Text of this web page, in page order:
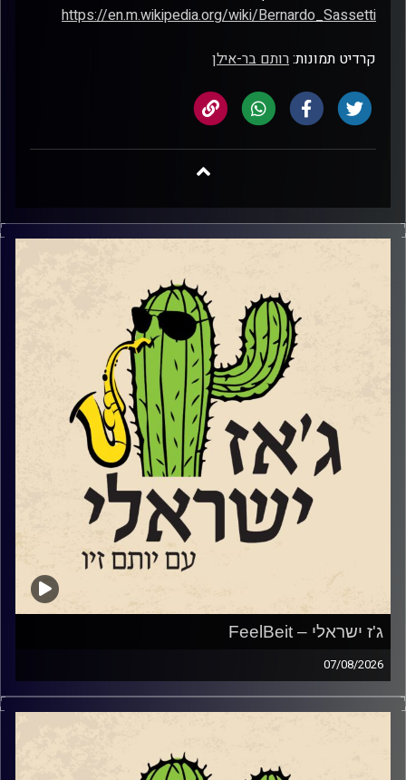
https://en.m.wikipedia.org/wiki/Bernardo_Sassetti
קרדיט תמונות:רותם בר-אילן
ג'ז ישראלי – FeelBeit
07/08/2026
השבוע הקדשנו את מרבית התוכנית למקום מיוחד ולפסטיבל
מיוחד שמנהל בימים אלו בירושלים.
מרכז תרבות פלסטיני־ישראלי, ערבי־יהודי, הפועל בירושלים